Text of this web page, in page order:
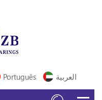
Português العربية